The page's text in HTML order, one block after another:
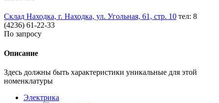
Склад Находка, г. Находка, ул. Угольная, 61, стр. 10 тел: 8
(4236) 61-22-33
По запросу
Описание
Здесь должны быть характеристики уникальные для этой
номенклатуры
Электрика